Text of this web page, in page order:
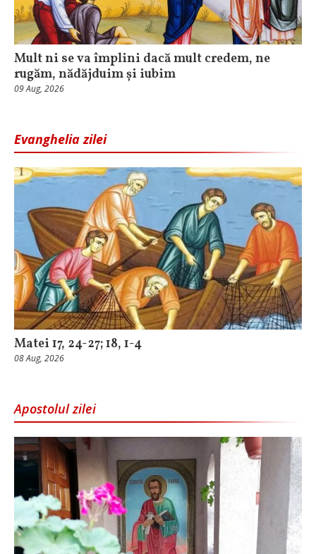
Mult ni se va împlini dacă mult credem, ne
rugăm, nădăjduim și iubim
09 Aug, 2026
Evanghelia zilei
Matei 17, 24-27; 18, 1-4
08 Aug, 2026
Apostolul zilei